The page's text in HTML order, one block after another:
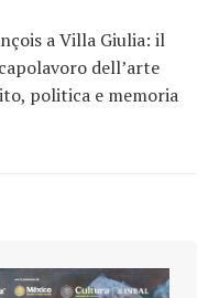
a Villa Giulia: il
dell’arte
politica e memoria